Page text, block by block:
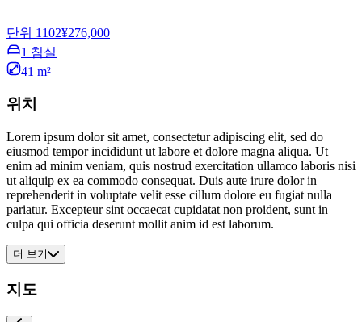
단위 1102¥276,000
1 침실
41 m²
위치
Lorem ipsum dolor sit amet, consectetur adipiscing elit, sed do
eiusmod tempor incididunt ut labore et dolore magna aliqua. Ut
enim ad minim veniam, quis nostrud exercitation ullamco laboris nisi
ut aliquip ex ea commodo consequat. Duis aute irure dolor in
reprehenderit in voluptate velit esse cillum dolore eu fugiat nulla
pariatur. Excepteur sint occaecat cupidatat non proident, sunt in
culpa qui officia deserunt mollit anim id est laborum.
더 보기
지도